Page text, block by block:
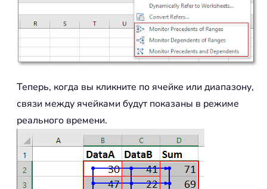
Теперь, когда вы кликните по ячейке или диапазону,
связи между ячейками будут показаны в режиме
реального времени.